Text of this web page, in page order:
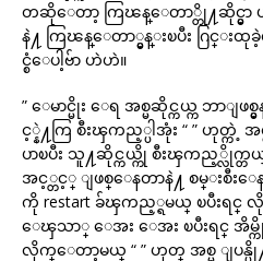
တဆိုေတာ့ ကြၽန္ေတာ္တို႔ဆိုင္မွ
နဲ႔ ကြၽန္ေတာ္မွန္းၿပီး ဂြင္း
င္စံေပါ့ဗ်ာ ဟဲဟဲ။
” ေမာင္မိုး ေရ အစ္မဆိုင္ကယ္က ဘာျ
င့္နဲ႔ကြ စီးၾကည့္ပါအုံး “ ” ဟုတ္ကဲ့
ပာၿပီး သူ႔ဆိုင္ကယ္ကို စီးၾကည့္လို
အင့္တင့္ ျဖစ္ေနတာနဲ႔ စမ္းစီးေနရ
ကို restart ခ်ၾကည့္ရမယ္ ၿပီးရင္ လို
ေၾသာ္ ေအး ေအး ၿပီးရင္ အိမ္
လိုက္ေတာ့မယ္ “ ” ဟုတ္ အစ္မ ျပန္ပို